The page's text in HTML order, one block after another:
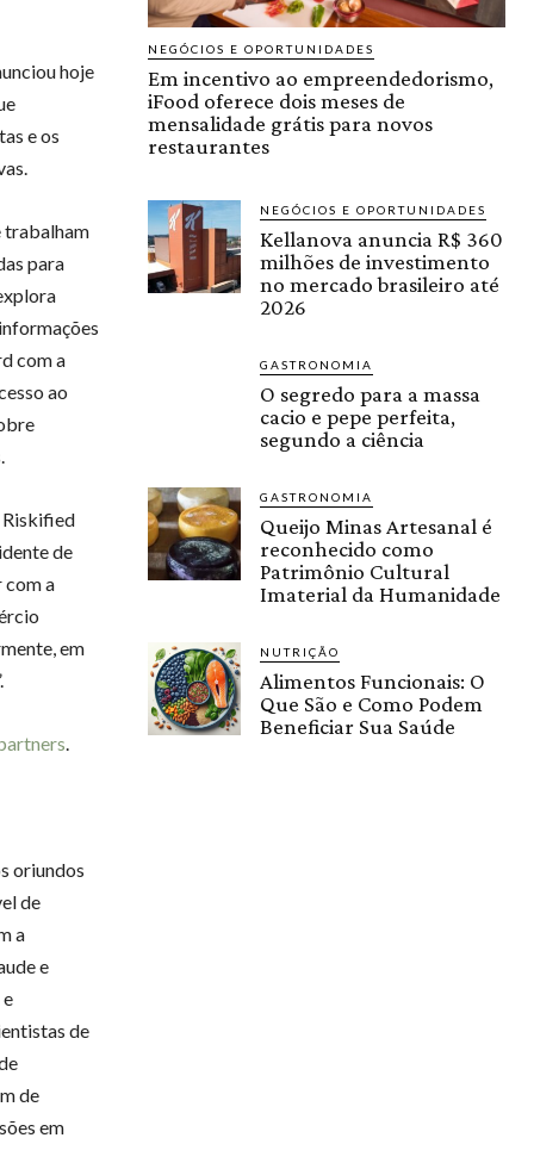
hoje
e os
trabalham
para
com a
ao
Riskified
de
com a
em
.
oriundos
de
a
e
de
de
em
NEGÓCIOS E OPORTUNIDADES
Em incentivo ao empreendedorismo,
iFood oferece dois meses de
mensalidade grátis para novos
restaurantes
NEGÓCIOS E OPORTUNIDADES
Kellanova anuncia R$ 360
milhões de investimento
no mercado brasileiro até
2026
GASTRONOMIA
O segredo para a massa
cacio e pepe perfeita,
segundo a ciência
GASTRONOMIA
Queijo Minas Artesanal é
reconhecido como
Patrimônio Cultural
Imaterial da Humanidade
NUTRIÇÃO
Alimentos Funcionais: O
Que São e Como Podem
Beneficiar Sua Saúde